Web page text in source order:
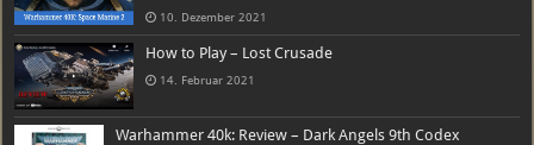
10. Dezember 2021
How to Play – Lost Crusade
14. Februar 2021
Warhammer 40k: Review – Dark Angels 9th Codex